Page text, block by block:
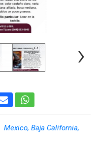
›
Mexico, Baja California,